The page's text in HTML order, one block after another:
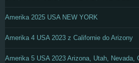
Amerika 2025 USA NEW YORK
Amerika 4 USA 2023 z Californie do Arizony
Amerika 5 USA 2023 Arizona, Utah, Nevada,